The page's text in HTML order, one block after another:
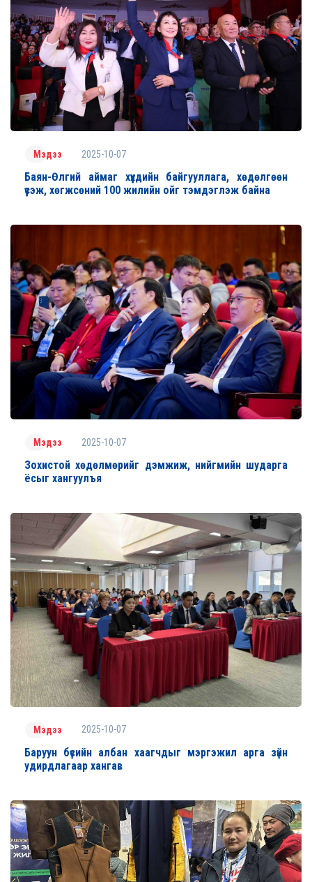
Мэдээ 2025-10-07
Баян-Өлгий аймаг хүүхдийн байгууллага, хөдөлгөөн
үүсэж, хөгжсөний 100 жилийн ойг тэмдэглэж байна
Мэдээ 2025-10-07
Зохистой хөдөлмөрийг дэмжиж, нийгмийн шударга
ёсыг хангуулъя
Мэдээ 2025-10-07
Баруун бүсийн албан хаагчдыг мэргэжил арга зүйн
удирдлагаар хангав